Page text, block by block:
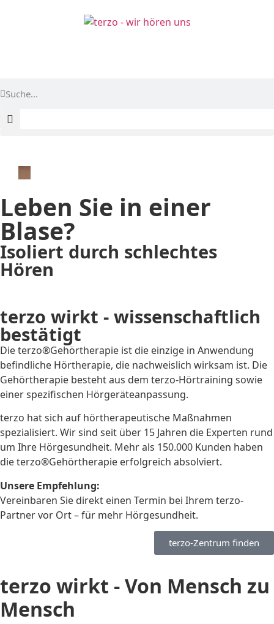
Leben Sie in einer
Blase?
Isoliert durch schlechtes
Hören
terzo wirkt - wissenschaftlich
bestätigt
Die terzo®Gehörtherapie ist die einzige in Anwendung
befindliche Hörtherapie, die nachweislich wirksam ist. Die
Gehörtherapie besteht aus dem terzo-Hörtraining sowie
einer spezifischen Hörgeräteanpassung.
terzo hat sich auf hörtherapeutische Maßnahmen
spezialisiert. Wir sind seit über 15 Jahren die Experten rund
um Ihre Hörgesundheit. Mehr als 150.000 Kunden haben
die terzo®Gehörtherapie erfolgreich absolviert.
Unsere Empfehlung:
Vereinbaren Sie direkt einen Termin bei Ihrem terzo-
Partner vor Ort – für mehr Hörgesundheit.
terzo-Zentrum finden
terzo wirkt - Von Mensch zu
Mensch